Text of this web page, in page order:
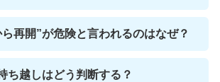
再開”が危険と言われるのはなぜ？
ち越しはどう判断する？